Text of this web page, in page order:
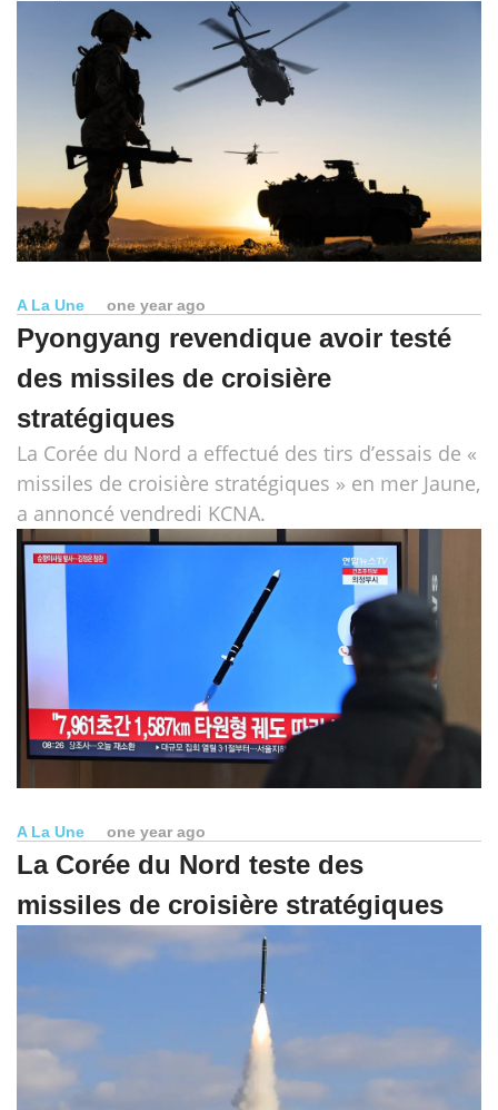
A La Une one year ago
Pyongyang revendique avoir testé
des missiles de croisière
stratégiques
La Corée du Nord a effectué des tirs d’essais de «
missiles de croisière stratégiques » en mer Jaune,
a annoncé vendredi KCNA.
A La Une one year ago
La Corée du Nord teste des
missiles de croisière stratégiques